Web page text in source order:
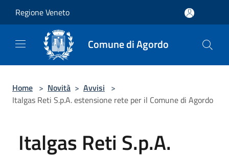
Regione Veneto
Comune di Agordo
Home > Novità > Avvisi >
Italgas Reti S.p.A. estensione rete per il Comune di Agordo
Italgas Reti S.p.A.